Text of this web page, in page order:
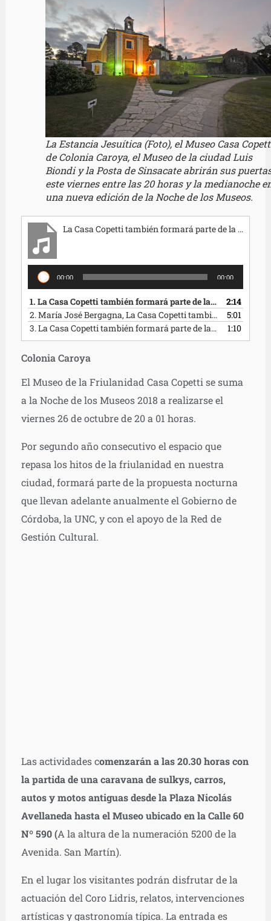
La Estancia Jesuítica (Foto), el Museo Casa
de Colonia Caroya, el Museo de la ciudad Luis
Biondi y la Posta de Sinsacate abrirán sus
este viernes entre las 20 horas y la medianoche
una nueva edición de la Noche de los Museos.
La Casa Copetti también formará parte de la Noche de los Museos_ Apertura
Reproductor
audio
00:00 00:00
1. La Casa Copetti también formará parte de la Noche de los Museos_ Apertura
2:14
2.María José Bergagna, La Casa Copetti también formará parte de la Noche de los Museos
5:01
3.La Casa Copetti también formará parte de la Noche de los Museos_ cierre 1:10
Colonia Caroya
El Museo de la Friulanidad Casa Copetti se suma
a la Noche de los Museos 2018 a realizarse el
viernes 26 de octubre de 20 a 01 horas.
Por segundo año consecutivo el espacio que
repasa los hitos de la friulanidad en nuestra
ciudad, formará parte de la propuesta nocturna
que llevan adelante anualmente el Gobierno de
Córdoba, la UNC, y con el apoyo de la Red de
Gestión Cultural.
Las actividades comenzarán a las 20.30 horas con
la partida de una caravana de sulkys, carros,
autos y motos antiguas desde la Plaza Nicolás
Avellaneda hasta el Museo ubicado en la Calle 60
Nº 590 (A la altura de la numeración 5200 de la
Avenida. San Martín).
En el lugar los visitantes podrán disfrutar de la
actuación del Coro Lidris, relatos, intervenciones
artísticas y gastronomía típica. La entrada es